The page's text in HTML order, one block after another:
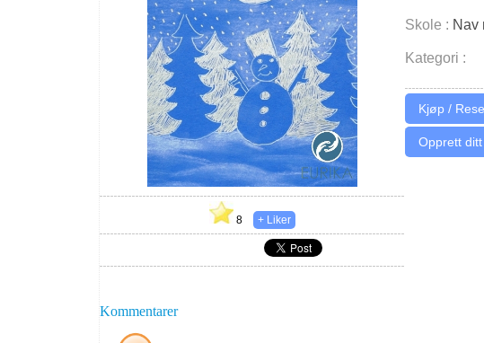
8
Skole : Nav
Kategori :
Opprett
Kommentarer